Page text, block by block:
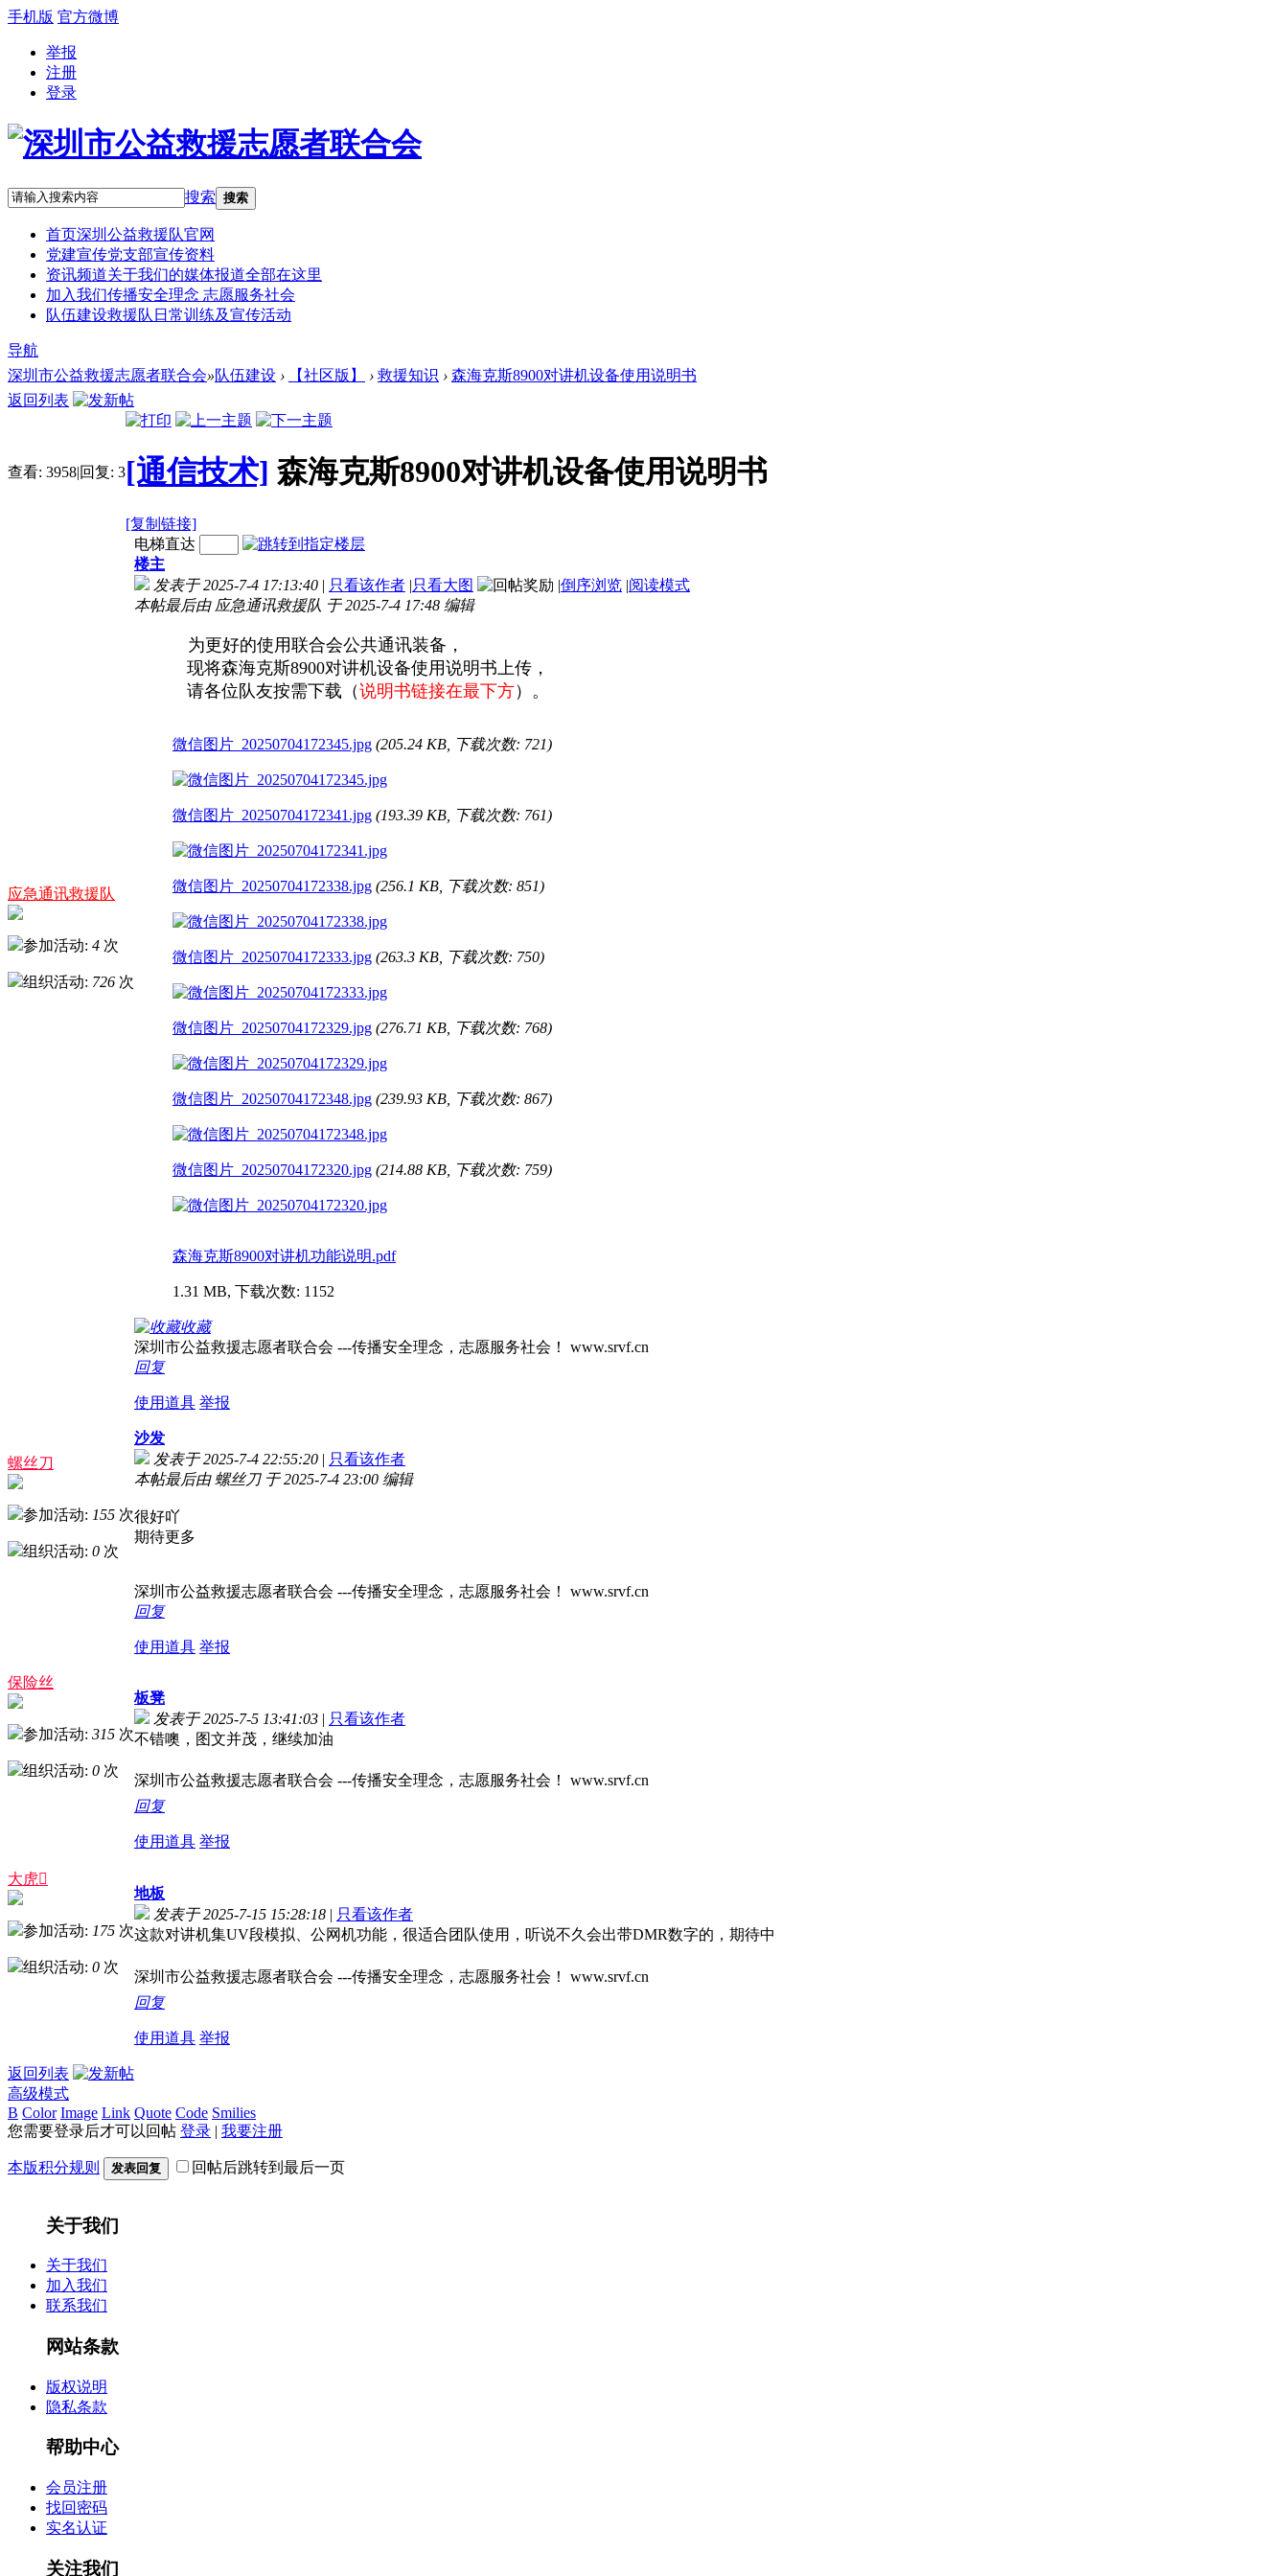
手机版 官方微博
举报
注册
登录
搜索 搜索
首页深圳公益救援队官网
党建宣传党支部宣传资料
资讯频道关于我们的媒体报道全部在这里
加入我们传播安全理念 志愿服务社会
队伍建设救援队日常训练及宣传活动
导航
深圳市公益救援志愿者联合会»队伍建设 › 【社区版】 › 救援知识 › 森海克斯8900对讲机设备使用说明书
返回列表
查看: 3958|回复: 3[通信技术] 森海克斯8900对讲机设备使用说明书
[复制链接]
应急通讯救援队
参加活动: 4 次
组织活动: 726 次
电梯直达
楼主
发表于 2025-7-4 17:13:40 | 只看该作者 |只看大图 |倒序浏览 |阅读模式
本帖最后由 应急通讯救援队 于 2025-7-4 17:48 编辑
为更好的使用联合会公共通讯装备，
现将森海克斯8900对讲机设备使用说明书上传，
请各位队友按需下载（说明书链接在最下方）。
微信图片_20250704172345.jpg (205.24 KB, 下载次数: 721)
微信图片_20250704172341.jpg (193.39 KB, 下载次数: 761)
微信图片_20250704172338.jpg (256.1 KB, 下载次数: 851)
微信图片_20250704172333.jpg (263.3 KB, 下载次数: 750)
微信图片_20250704172329.jpg (276.71 KB, 下载次数: 768)
微信图片_20250704172348.jpg (239.93 KB, 下载次数: 867)
微信图片_20250704172320.jpg (214.88 KB, 下载次数: 759)
森海克斯8900对讲机功能说明.pdf
1.31 MB, 下载次数: 1152
收藏
深圳市公益救援志愿者联合会 ---传播安全理念，志愿服务社会！ www.srvf.cn
回复
使用道具 举报
螺丝刀
参加活动: 155 次
组织活动: 0 次
沙发
发表于 2025-7-4 22:55:20 | 只看该作者
本帖最后由 螺丝刀 于 2025-7-4 23:00 编辑
很好吖
期待更多
深圳市公益救援志愿者联合会 ---传播安全理念，志愿服务社会！ www.srvf.cn
回复
使用道具 举报
保险丝
参加活动: 315 次
组织活动: 0 次
板凳
发表于 2025-7-5 13:41:03 | 只看该作者
不错噢，图文并茂，继续加油
深圳市公益救援志愿者联合会 ---传播安全理念，志愿服务社会！ www.srvf.cn
回复
使用道具 举报
大虎
参加活动: 175 次
组织活动: 0 次
地板
发表于 2025-7-15 15:28:18 | 只看该作者
这款对讲机集UV段模拟、公网机功能，很适合团队使用，听说不久会出带DMR数字的，期待中
深圳市公益救援志愿者联合会 ---传播安全理念，志愿服务社会！ www.srvf.cn
回复
使用道具 举报
返回列表
高级模式
B Color Image Link Quote Code Smilies
您需要登录后才可以回帖 登录 | 我要注册
本版积分规则 发表回复 回帖后跳转到最后一页
关于我们
关于我们
加入我们
联系我们
网站条款
版权说明
隐私条款
帮助中心
会员注册
找回密码
实名认证
关注我们